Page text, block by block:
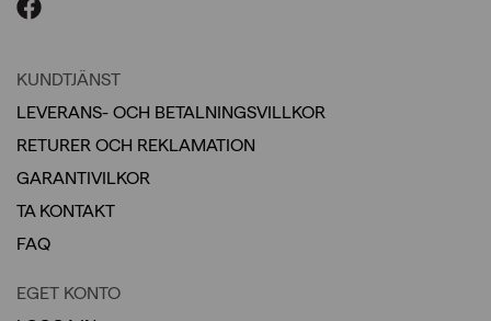
KUNDTJÄNST
LEVERANS- OCH BETALNINGSVILLKOR
RETURER OCH REKLAMATION
GARANTIVILKOR
TA KONTAKT
FAQ
EGET KONTO